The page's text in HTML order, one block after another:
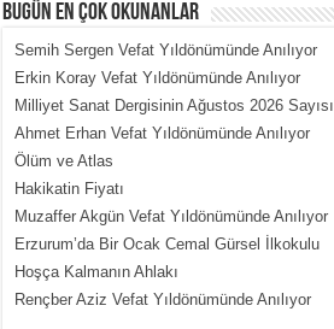
MEHMET ÇOBAN
İçerdeki Put Dışardaki Maskeler...
BUGÜN EN ÇOK OKUNANLAR
Semih Sergen Vefat Yıldönümünde Anılıyor
Erkin Koray Vefat Yıldönümünde Anılıyor
Milliyet Sanat Dergisinin Ağustos 2026 Sayısı
Ahmet Erhan Vefat Yıldönümünde Anılıyor
Ölüm ve Atlas
Hakikatin Fiyatı
Muzaffer Akgün Vefat Yıldönümünde Anılıyor
Erzurum’da Bir Ocak Cemal Gürsel İlkokulu
Hoşça Kalmanın Ahlakı
Rençber Aziz Vefat Yıldönümünde Anılıyor